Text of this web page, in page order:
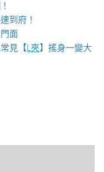
到府！
面
見【L夾】搖身一變大